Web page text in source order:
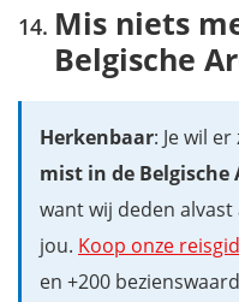
Mis niets
Belgische
Herkenbaar: Je wil
mist in de Belgische
want wij deden
jou. Koop onze
en +200